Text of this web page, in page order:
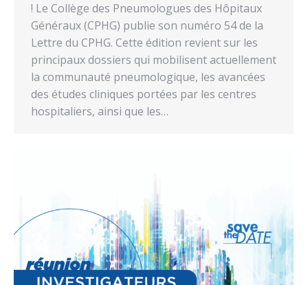
! Le Collège des Pneumologues des Hôpitaux
Généraux (CPHG) publie son numéro 54 de la
Lettre du CPHG. Cette édition revient sur les
principaux dossiers qui mobilisent actuellement
la communauté pneumologique, les avancées
des études cliniques portées par les centres
hospitaliers, ainsi que les…